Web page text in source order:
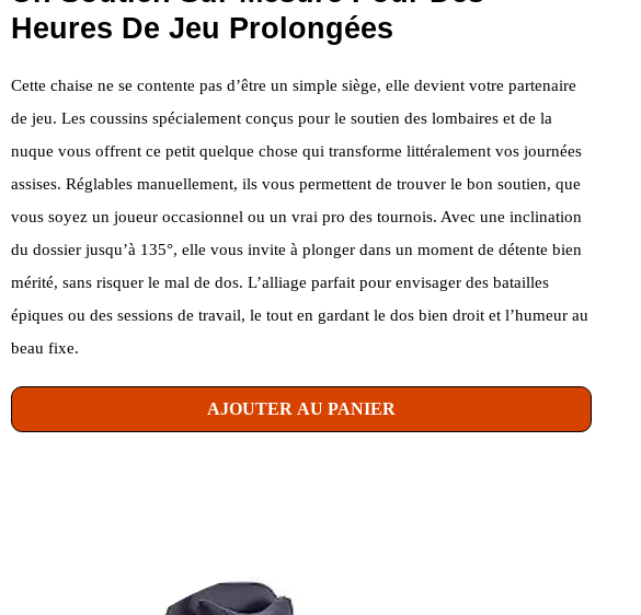
Heures De Jeu Prolongées
Cette chaise ne se contente pas d’être un simple siège, elle devient votre partenaire
de jeu. Les coussins spécialement conçus pour le soutien des lombaires et de la
nuque vous offrent ce petit quelque chose qui transforme littéralement vos journées
assises. Réglables manuellement, ils vous permettent de trouver le bon soutien, que
vous soyez un joueur occasionnel ou un vrai pro des tournois. Avec une inclination
du dossier jusqu’à 135°, elle vous invite à plonger dans un moment de détente bien
mérité, sans risquer le mal de dos. L’alliage parfait pour envisager des batailles
épiques ou des sessions de travail, le tout en gardant le dos bien droit et l’humeur au
beau fixe.
AJOUTER AU PANIER